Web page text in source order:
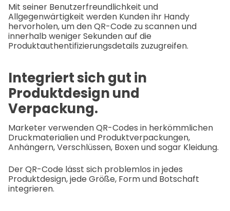
Mit seiner Benutzerfreundlichkeit und
Allgegenwärtigkeit werden Kunden ihr Handy
hervorholen, um den QR-Code zu scannen und
innerhalb weniger Sekunden auf die
Produktauthentifizierungsdetails zuzugreifen.
Integriert sich gut in
Produktdesign und
Verpackung.
Marketer verwenden QR-Codes in herkömmlichen
Druckmaterialien und Produktverpackungen,
Anhängern, Verschlüssen, Boxen und sogar Kleidung.
Der QR-Code lässt sich problemlos in jedes
Produktdesign, jede Größe, Form und Botschaft
integrieren.